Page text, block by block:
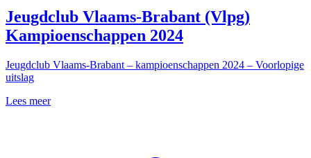
Jeugdclub Vlaams-Brabant (Vlpg)
Kampioenschappen 2024
Jeugdclub Vlaams-Brabant – kampioenschappen 2024 – Voorlopige
uitslag
Lees meer